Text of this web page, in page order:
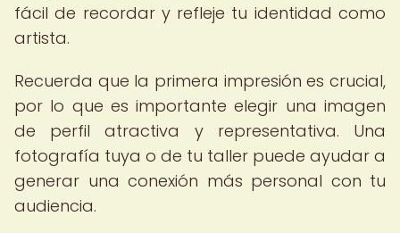
fácil de recordar y refleje tu identidad como
artista.
Recuerda que la primera impresión es crucial,
por lo que es importante elegir una imagen
de perfil atractiva y representativa. Una
fotografía tuya o de tu taller puede ayudar a
generar una conexión más personal con tu
audiencia.